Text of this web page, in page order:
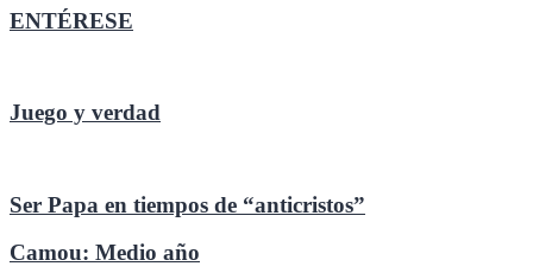
ENTÉRESE
Juego y verdad
Ser Papa en tiempos de “anticristos”
Camou: Medio año